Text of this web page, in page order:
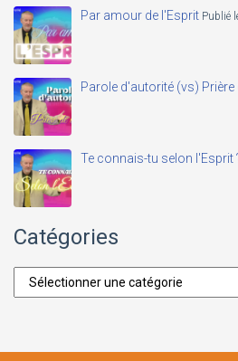
Par amour de l'Esprit Publié
Parole d'autorité (vs) Prière
Te connais-tu selon l'Esprit
Catégories
Catégories